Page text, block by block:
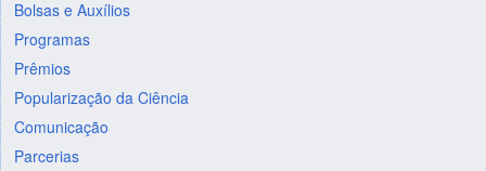
Bolsas e Auxílios
Programas
Prêmios
Popularização da Ciência
Comunicação
Parcerias